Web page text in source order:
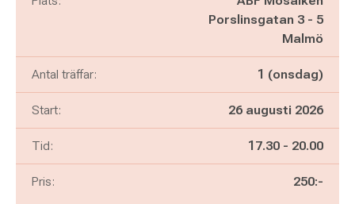
Porslinsgatan 3 - 5
Malmö
Antal träffar: 1 (onsdag)
Start: 26 augusti 2026
Tid: Pågår mellan
17.30 - och
20.00
Pris: 250:-